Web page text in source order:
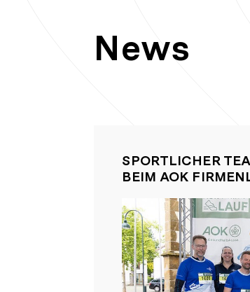
News
SPORTLICHER
BEIM AOK